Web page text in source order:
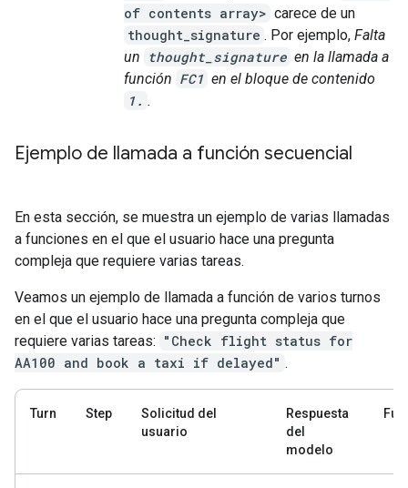
of contents array> carece de un
thought_signature . Por ejemplo, Falta
un thought_signature en la llamada a
función FC1 en el bloque de contenido
1. .
Ejemplo de llamada a función secuencial
En esta sección, se muestra un ejemplo de varias llamadas
a funciones en el que el usuario hace una pregunta
compleja que requiere varias tareas.
Veamos un ejemplo de llamada a función de varios turnos
en el que el usuario hace una pregunta compleja que
requiere varias tareas: "Check flight status for
AA100 and book a taxi if delayed" .
Turn Step
Solicitud del
usuario
Respuesta
del
modelo